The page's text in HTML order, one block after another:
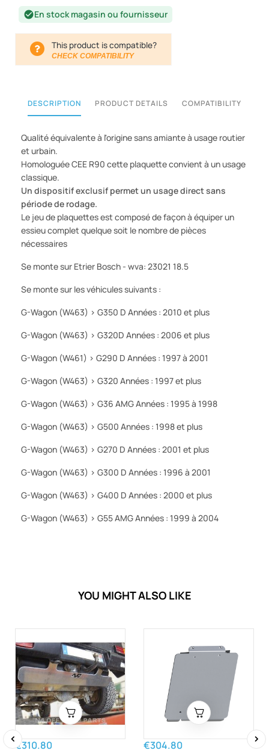
check_circleEn stock magasin ou fournisseur
This product is compatible?
CHECK COMPATIBILITY
DESCRIPTION PRODUCT DETAILS COMPATIBILITY
Qualité équivalente à l'origine sans amiante à usage routier
et urbain.
Homologuée CEE R90 cette plaquette convient à un usage
classique.
Un dispositif exclusif permet un usage direct sans
période de rodage.
Le jeu de plaquettes est composé de façon à équiper un
essieu complet quelque soit le nombre de pièces
nécessaires
Se monte sur Etrier Bosch - wva: 23021 18.5
Se monte sur les véhicules suivants :
G-Wagon (W463) > G350 D Années : 2010 et plus
G-Wagon (W463) > G320D Années : 2006 et plus
G-Wagon (W461) > G290 D Années : 1997 à 2001
G-Wagon (W463) > G320 Années : 1997 et plus
G-Wagon (W463) > G36 AMG Années : 1995 à 1998
G-Wagon (W463) > G500 Années : 1998 et plus
G-Wagon (W463) > G270 D Années : 2001 et plus
G-Wagon (W463) > G300 D Années : 1996 à 2001
G-Wagon (W463) > G400 D Années : 2000 et plus
G-Wagon (W463) > G55 AMG Années : 1999 à 2004
YOU MIGHT ALSO LIKE
€310.80 €304.80